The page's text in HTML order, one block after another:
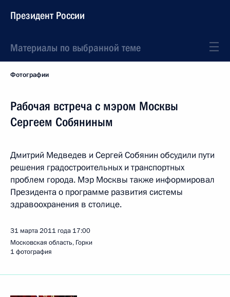
Президент России
Материалы по выбранной теме
Фотографии
Рабочая встреча с мэром Москвы
Сергеем Собяниным
Дмитрий Медведев и Сергей Собянин обсудили пути
решения градостроительных и транспортных
проблем города. Мэр Москвы также информировал
Президента о программе развития системы
здравоохранения в столице.
31 марта 2011 года 17:00
Московская область, Горки
1 фотография